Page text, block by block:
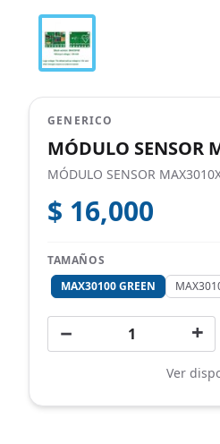
GENERICO
MÓDULO SENSOR
MÓDULO SENSOR
$ 16,000
TAMAÑOS
MAX30100 GREEN
− +
Ver